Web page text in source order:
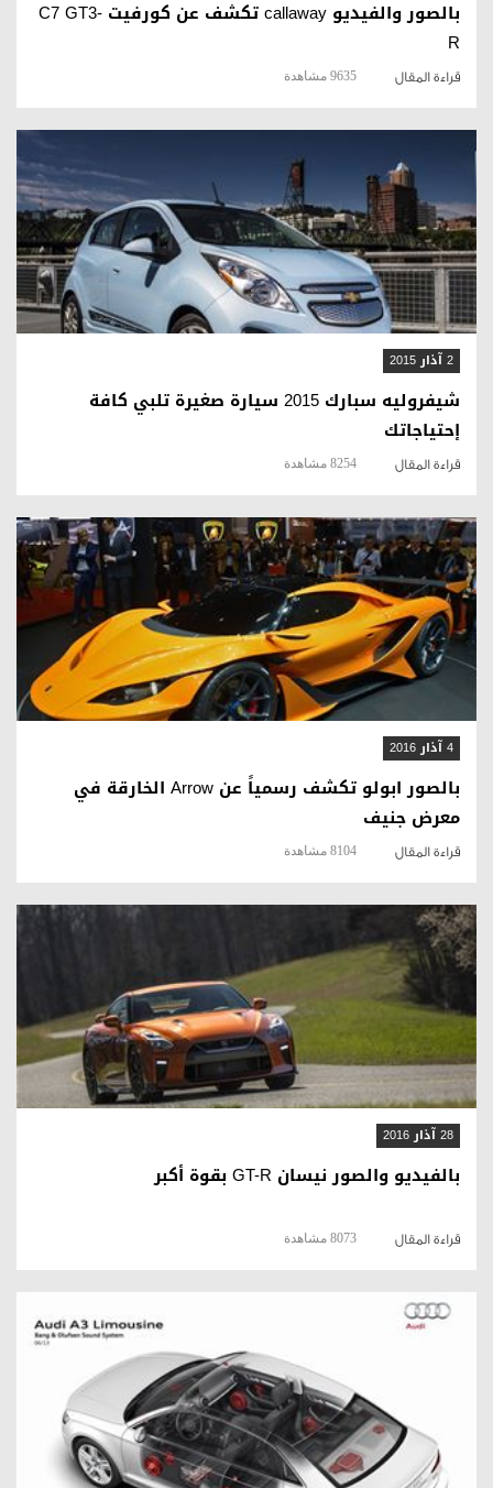
بالصور والفيديو callaway تكشف عن كورفيت C7 GT3-
R
قراءة المقال 9635 مشاهدة
قراءة المقال
2 آذار 2015
شيفروليه سبارك 2015 سيارة صغيرة تلبي كافة
إحتياجاتك
قراءة المقال 8254 مشاهدة
قراءة المقال
4 آذار 2016
بالصور ابولو تكشف رسمياً عن Arrow الخارقة في
معرض جنيف
قراءة المقال 8104 مشاهدة
قراءة المقال
28 آذار 2016
بالفيديو والصور نيسان GT-R بقوة أكبر
قراءة المقال 8073 مشاهدة
قراءة المقال